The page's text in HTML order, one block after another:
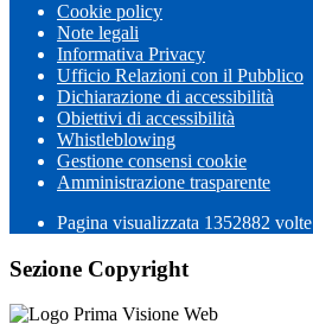
Cookie policy
Note legali
Informativa Privacy
Ufficio Relazioni con il Pubblico
Dichiarazione di accessibilità
Obiettivi di accessibilità
Whistleblowing
Gestione consensi cookie
Amministrazione trasparente
Pagina visualizzata 1352882 volte
Sezione Copyright